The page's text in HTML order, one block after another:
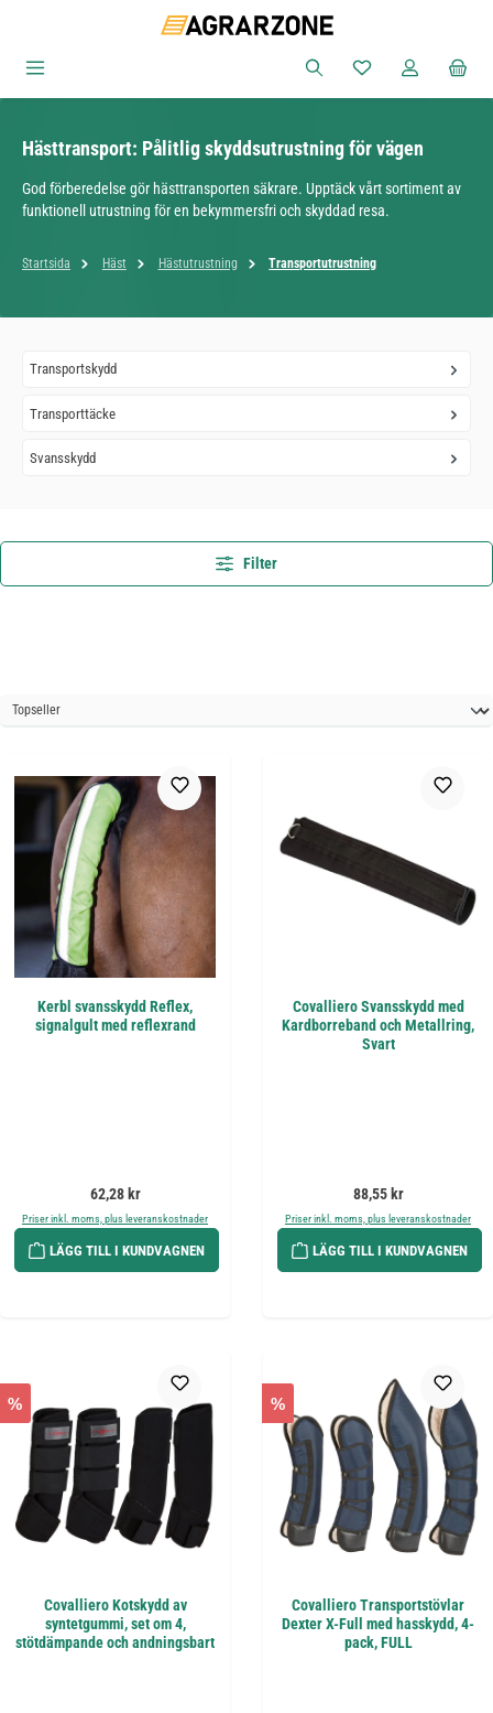
Du har 0 objekt i
Hästtransport: Pålitlig skyddsutrustning för vägen
God förberedelse gör hästtransporten säkrare. Upptäck vårt sortiment av
funktionell utrustning för en bekymmersfri och skyddad resa.
Startsida Häst Hästutrustning Transportutrustning
Transportskydd
Transporttäcke
Svansskydd
Filter
Kerbl svansskydd Reflex,
signalgult med reflexrand
Ordinarie pris:
62,28 kr
Priser inkl. moms, plus leveranskostnader
LÄGG TILL I KUNDVAGNEN
Covalliero Svansskydd med
Kardborreband och Metallring,
Svart
Ordinarie pris:
88,55 kr
Priser inkl. moms, plus leveranskostnader
LÄGG TILL I KUNDVAGNEN
%
Covalliero Kotskydd av
syntetgummi, set om 4,
stötdämpande och andningsbart
%
Covalliero Transportstövlar
Dexter X-Full med hasskydd, 4-
pack, FULL